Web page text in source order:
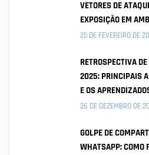
VETORES DE
EXPOSIÇÃO EM
25 DE FEVEREIRO DE
RETROSPECTIVA
2025: PRINCIPAIS
E OS
26 DE DEZEMBRO DE
GOLPE DE
WHATSAPP: COMO